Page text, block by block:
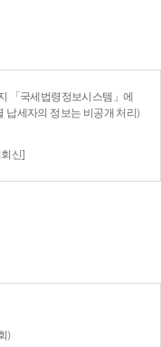
「국세법령정보시스템」에
납세자의 정보는 비공개 처리)
신]
)